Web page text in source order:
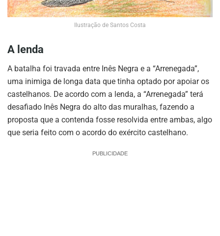
Ilustração de Santos Costa
A lenda
A batalha foi travada entre Inês Negra e a “Arrenegada”,
uma inimiga de longa data que tinha optado por apoiar os
castelhanos. De acordo com a lenda, a “Arrenegada” terá
desafiado Inês Negra do alto das muralhas, fazendo a
proposta que a contenda fosse resolvida entre ambas, algo
que seria feito com o acordo do exército castelhano.
PUBLICIDADE